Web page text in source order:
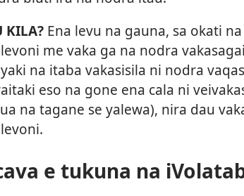
KILA? Ena levu na gauna, sa okati
me vaka ga na nodra
na itaba vakasisila ni nodra
eso na gone ena cala ni
na tagane se yalewa), nira dau
e tukuna na